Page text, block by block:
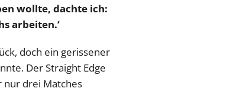
wollte, dachte ich:
arbeiten.‘
doch ein gerissener
Der Straight Edge
nur drei Matches